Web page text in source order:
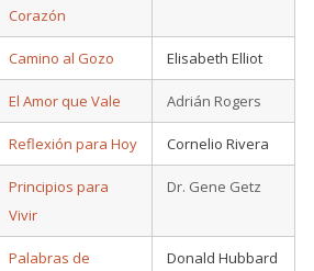
Corazón
Camino al Gozo Elisabeth Elliot
El Amor que Vale Adrián Rogers
Reflexión para Hoy Cornelio Rivera
Principios para
Vivir
Dr. Gene Getz
Palabras de
Donald Hubbard